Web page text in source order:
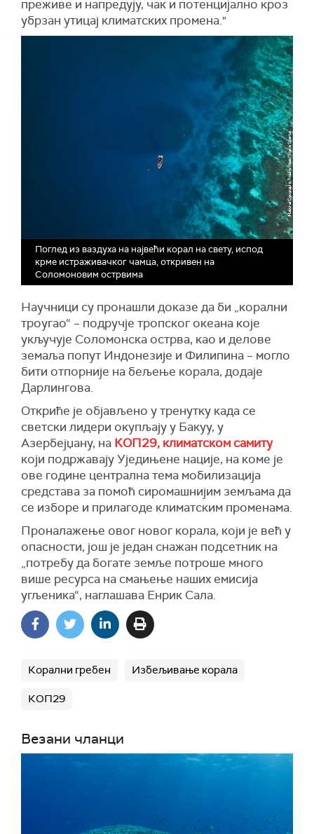
преживе и напредују, чак и потенцијално кроз
убрзан утицај климатских промена."
Поглед из ваздуха на највећи корал на свету, испод
крме истраживачког чамца, откривен на
Соломоновим острвима
Научници су пронашли доказе да би „корални
троугао“ – подручје тропског океана које
укључује Соломонска острва, као и делове
земаља попут Индонезије и Филипина – могло
бити отпорније на бељење корала, додаје
Дарлингова.
Откриће је објављено у тренутку када се
светски лидери окупљају у Бакуу, у
Азербејџану, на КОП29, климатском самиту
који подржавају Уједињене нације, на коме је
ове године централна тема мобилизација
средстава за помоћ сиромашнијим земљама да
се изборе и прилагоде климатским променама.
Проналажење овог новог корала, који је већ у
опасности, још је један снажан подсетник на
„потребу да богате земље потроше много
више ресурса на смањење наших емисија
угљеника“, наглашава Енрик Сала.
Корални гребен Избељивање корала
КОП29
Везани чланци